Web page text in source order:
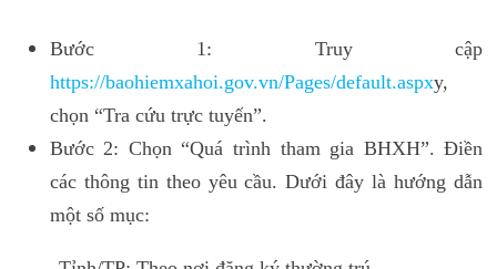
Bước 1: Truy cập
https://baohiemxahoi.gov.vn/Pages/default.aspxy,
chọn “Tra cứu trực tuyến”.
Bước 2: Chọn “Quá trình tham gia BHXH”. Điền
các thông tin theo yêu cầu. Dưới đây là hướng dẫn
một số mục: